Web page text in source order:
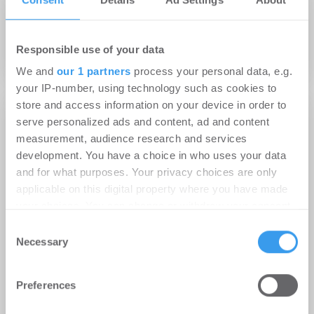
Responsible use of your data
We and our 1 partners process your personal data, e.g.
your IP-number, using technology such as cookies to
store and access information on your device in order to
serve personalized ads and content, ad and content
measurement, audience research and services
development. You have a choice in who uses your data
and for what purposes. Your privacy choices are only
applicable on this digital property where you have made
the Privacy trigger icon.
Find out more about how your personal data is processed
and set your preferences in the
Selection
Necessary
Preferences
Bürofläche im Quartier am Zeughaus in
Büro
27.05.2019